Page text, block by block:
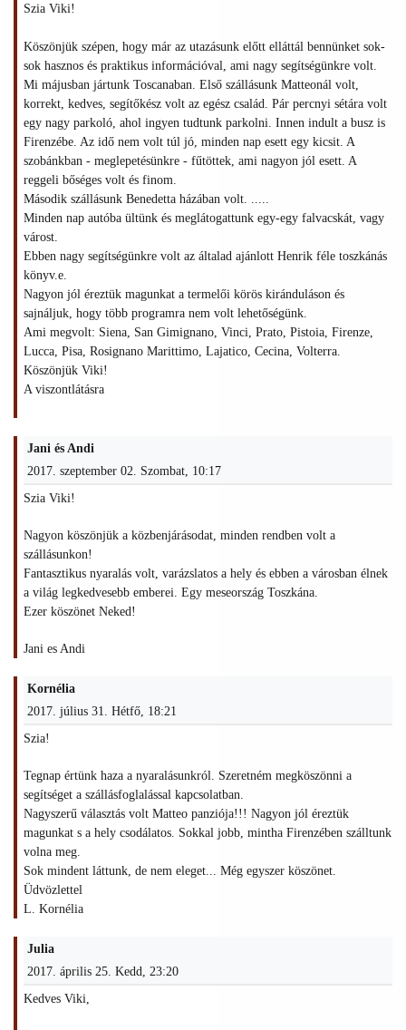
Szia Viki!
Köszönjük szépen, hogy már az utazásunk előtt elláttál bennünket sok-
sok hasznos és praktikus információval, ami nagy segítségünkre volt.
Mi májusban jártunk Toscanaban. Első szállásunk Matteonál volt,
korrekt, kedves, segítőkész volt az egész család. Pár percnyi sétára volt
egy nagy parkoló, ahol ingyen tudtunk parkolni. Innen indult a busz is
Firenzébe. Az idő nem volt túl jó, minden nap esett egy kicsit. A
szobánkban - meglepetésünkre - fűtöttek, ami nagyon jól esett. A
reggeli bőséges volt és finom.
Második szállásunk Benedetta házában volt. .....
Minden nap autóba ültünk és meglátogattunk egy-egy falvacskát, vagy
várost.
Ebben nagy segítségünkre volt az általad ajánlott Henrik féle toszkánás
könyv.e.
Nagyon jól éreztük magunkat a termelői körös kiránduláson és
sajnáljuk, hogy több programra nem volt lehetőségünk.
Ami megvolt: Siena, San Gimignano, Vinci, Prato, Pistoia, Firenze,
Lucca, Pisa, Rosignano Marittimo, Lajatico, Cecina, Volterra.
Köszönjük Viki!
A viszontlátásra
Jani és Andi
2017. szeptember 02. Szombat, 10:17
Szia Viki!
Nagyon köszönjük a közbenjárásodat, minden rendben volt a
szállásunkon!
Fantasztikus nyaralás volt, varázslatos a hely és ebben a városban élnek
a világ legkedvesebb emberei. Egy meseország Toszkána.
Ezer köszönet Neked!
Jani es Andi
Kornélia
2017. július 31. Hétfő, 18:21
Szia!
Tegnap értünk haza a nyaralásunkról. Szeretném megköszönni a
segítséget a szállásfoglalással kapcsolatban.
Nagyszerű választás volt Matteo panziója!!! Nagyon jól éreztük
magunkat s a hely csodálatos. Sokkal jobb, mintha Firenzében szálltunk
volna meg.
Sok mindent láttunk, de nem eleget... Még egyszer köszönet.
Üdvözlettel
L. Kornélia
Julia
2017. április 25. Kedd, 23:20
Kedves Viki,